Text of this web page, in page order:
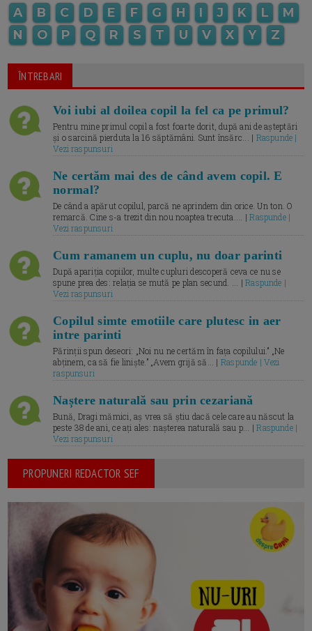
A B C D E F G H I J K L
M
N
O P Q R S T U V X Y Z
ÎNTREBARI
Voi iubi al doilea copil la fel ca pe primul?
Pentru mine primul copil a fost foarte dorit, după ani de așteptări
și o sarcină pierduta la 16 săptămâni. Sunt însărc... | Raspunde |
Vezi raspunsuri
Ne certăm mai des de când avem copil. E
normal?
De când a apărut copilul, parcă ne aprindem din orice. Un ton. O
remarcă. Cine s-a trezit din nou noaptea trecuta.... |Raspunde |
Vezi raspunsuri
Cum ramanem un cuplu, nu doar parinti
După apariția copiilor, multe cupluri descoperă ceva ce nu se
spune prea des: relația se mută pe plan secund. ... |Raspunde |
Vezi raspunsuri
Copilul simte emotiile care plutesc in aer
intre parinti
Părinții spun deseori: „Noi nu ne certăm în fața copilului.” „Ne
abținem, ca să fie liniște.” „Avem grijă să... | Raspunde | Vezi
raspunsuri
Naștere naturală sau prin cezariană
Bună, Dragi mămici, aș vrea să știu dacă cele care au născut la
peste 38 de ani, ce ați ales: nașterea naturală sau p... |Raspunde |
Vezi raspunsuri
PROPUNERI REDACTOR SEF